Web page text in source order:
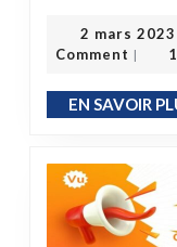
2 mars 2023
Comment |
EN SAVOIR